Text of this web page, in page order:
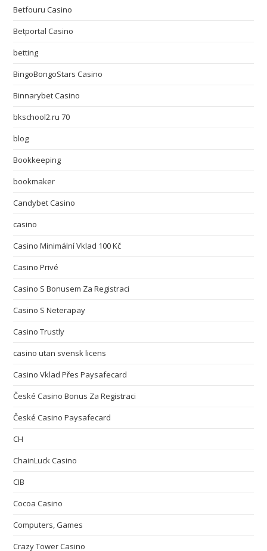
Betfouru Casino
Betportal Casino
betting
BingoBongoStars Casino
Binnarybet Casino
bkschool2.ru 70
blog
Bookkeeping
bookmaker
Candybet Casino
casino
Casino Minimální Vklad 100 Kč
Casino Privé
Casino S Bonusem Za Registraci
Casino S Neterapay
Casino Trustly
casino utan svensk licens
Casino Vklad Přes Paysafecard
České Casino Bonus Za Registraci
České Casino Paysafecard
CH
ChainLuck Casino
CIB
Cocoa Casino
Computers, Games
Crazy Tower Сasino